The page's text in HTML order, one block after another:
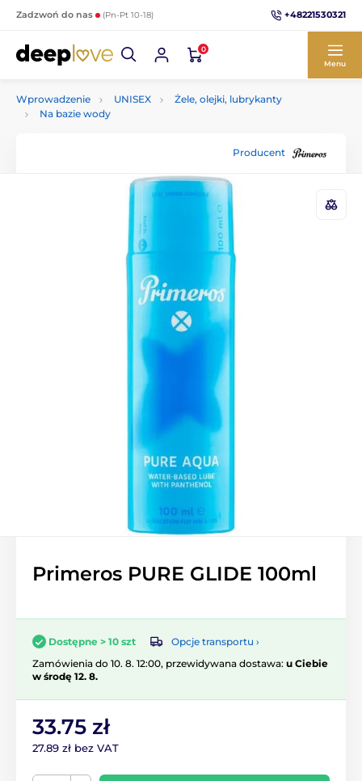
Zadzwoń do nas (Pn-Pt 10-18) +48221530321
0
Menu
Wprowadzenie UNISEX
Żele, olejki, lubrykanty
Na bazie wody
Producent
Primeros PURE GLIDE 100ml
Dostępne > 10 szt
Opcje transportu ›
Zamówienia do 10. 8. 12:00, przewidywana dostawa: u Ciebie
w środę 12. 8.
33.75 zł
27.89 zł bez VAT